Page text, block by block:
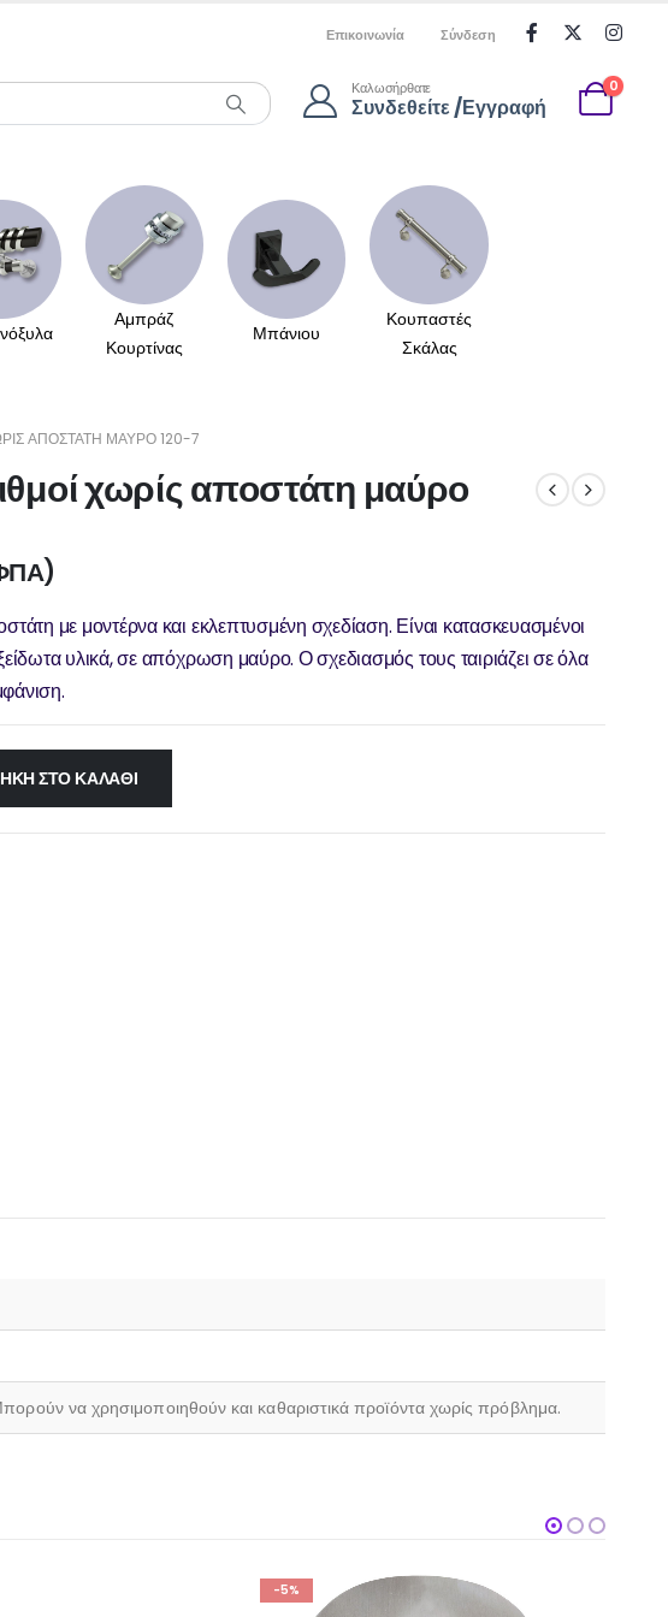
Επικοινωνία Σύνδεση
Καλωσήρθατε
Συνδεθείτε /Εγγραφή
0
Αμπράζ
Κουρτίνας
Μπάνιου
Κουπαστές
Σκάλας
ΑΠΟΣΤΆΤΗ ΜΑΎΡΟ 120-7
χωρίς αποστάτη μαύρο
με μοντέρνα και εκλεπτυσμένη σχεδίαση. Είναι κατασκευασμένοι
υλικά, σε απόχρωση μαύρο. Ο σχεδιασμός τους ταιριάζει σε όλα
ΣΤΟ ΚΑΛΆΘΙ
να χρησιμοποιηθούν και καθαριστικά προϊόντα χωρίς πρόβλημα.